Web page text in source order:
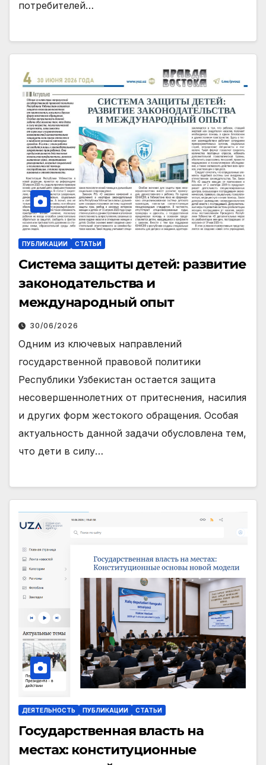
потребителей…
ПУБЛИКАЦИИ СТАТЬИ
Система защиты детей: развитие
законодательства и
международный опыт
30/06/2026
Одним из ключевых направлений
государственной правовой политики
Республики Узбекистан остается защита
несовершеннолетних от притеснения, насилия
и других форм жестокого обращения. Особая
актуальность данной задачи обусловлена тем,
что дети в силу…
ДЕЯТЕЛЬНОСТЬ ПУБЛИКАЦИИ СТАТЬИ
Государственная власть на
местах: конституционные